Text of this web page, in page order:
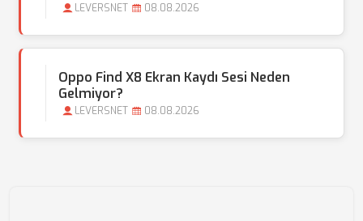
LEVERSNET 08.08.2026
Oppo Find X8 Ekran Kaydı Sesi Neden
Gelmiyor?
LEVERSNET 08.08.2026